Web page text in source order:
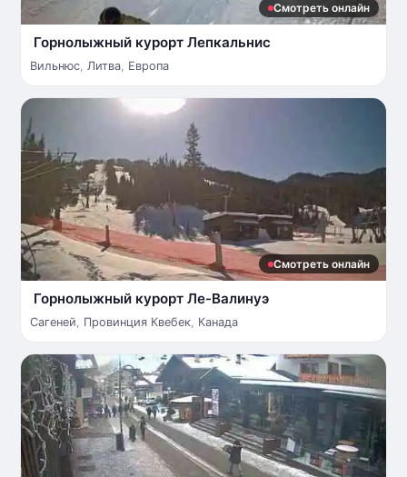
Смотреть онлайн
Горнолыжный курорт Лепкальнис
Вильнюс, Литва, Европа
Смотреть онлайн
Горнолыжный курорт Ле-Валинуэ
Сагеней, Провинция Квебек, Канада